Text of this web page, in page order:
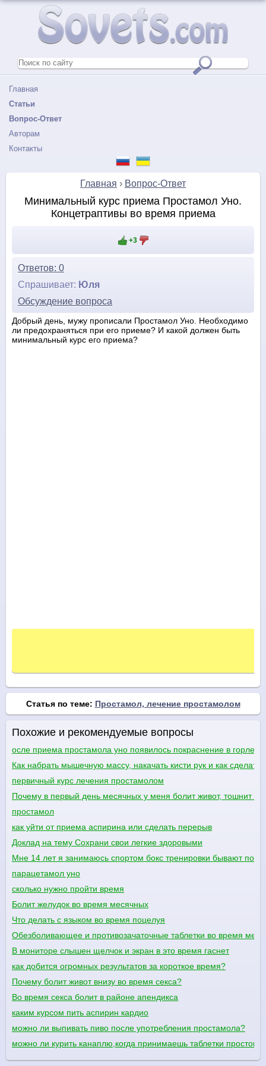
Главная
Статьи
Вопрос-Ответ
Авторам
Контакты
Главная › Вопрос-Ответ
Минимальный курс приема Простамол Уно.
Концетраптивы во время приема
+3
Ответов: 0
Спрашивает: Юля
Обсуждение вопроса
Добрый день, мужу прописали Простамол Уно. Необходимо
ли предохраняться при его приеме? И какой должен быть
минимальный курс его приема?
Статья по теме: Простамол, лечение простамолом
Похожие и рекомендуемые вопросы
осле приема простамола уно появилось покраснение в горле и
Как набрать мышечную массу, накачать кисти рук и как
первичный курс лечения простамолом
Почему в первый день месячных у меня болит живот, тошнит и
простамол
как уйти от приема аспирина или сделать перерыв
Доклад на тему Сохрани свои легкие здоровыми
Мне 14 лет я занимаюсь спортом бокс тренировки бывают
парацетамол уно
сколько нужно пройти время
Болит желудок во время месячных
Что делать с языком во время поцелуя
Обезболивающее и противозачаточные таблетки во время
В мониторе слышен щелчок и экран в это время гаснет
как добится огромных результатов за короткое время?
Почему болит живот внизу во время секса?
Во время секса болит в районе апендикса
каким курсом пить аспирин кардио
можно ли выпивать пиво после употребления простамола?
можно ли курить канаплю,когда принимаешь таблетки